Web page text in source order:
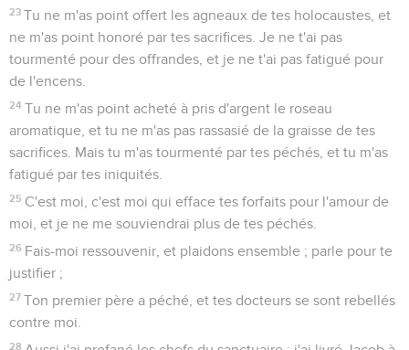
23 Tu ne m'as point offert les agneaux de tes holocaustes, et
ne m'as point honoré par tes sacrifices. Je ne t'ai pas
tourmenté pour des offrandes, et je ne t'ai pas fatigué pour
de l'encens.
24 Tu ne m'as point acheté à pris d'argent le roseau
aromatique, et tu ne m'as pas rassasié de la graisse de tes
sacrifices. Mais tu m'as tourmenté par tes péchés, et tu m'as
fatigué par tes iniquités.
25 C'est moi, c'est moi qui efface tes forfaits pour l'amour de
moi, et je ne me souviendrai plus de tes péchés.
26 Fais-moi ressouvenir, et plaidons ensemble ; parle pour te
justifier ;
27 Ton premier père a péché, et tes docteurs se sont rebellés
contre moi.
28